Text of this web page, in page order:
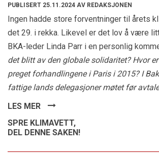
PUBLISERT 25.11.2024 AV REDAKSJONEN
Ingen hadde store forventninger til årets
det 29. i rekka. Likevel er det lov å være
BKA-leder Linda Parr i en personlig
det blitt av den globale solidaritet? Hvor
preget forhandlingene i Paris i 2015? I
fattige lands delegasjoner møtet før
LES MER
SPRE KLIMAVETT,
DEL DENNE SAKEN!